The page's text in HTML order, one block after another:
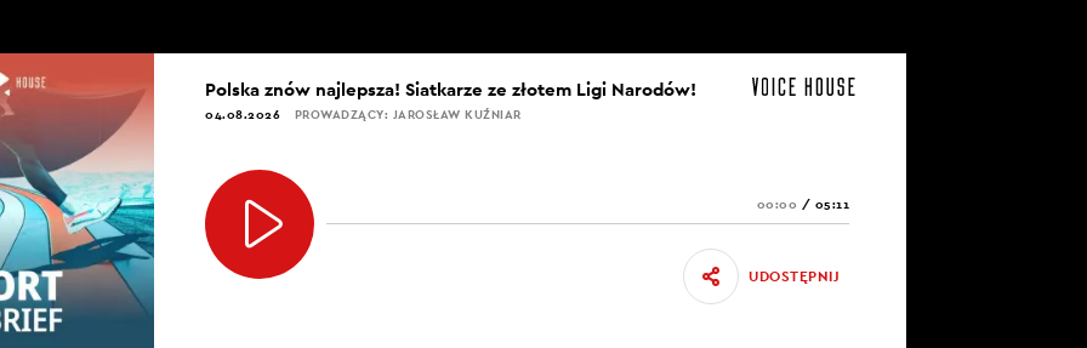
Polska znów najlepsza! Siatkarze ze złotem Ligi Narodów!
04.08.2026 PROWADZĄCY: JAROSŁAW KUŹNIAR
00:00 / 05:11
UDOSTĘPNIJ